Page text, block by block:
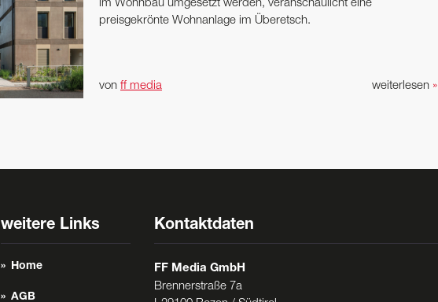
im Wohnbau ­umgesetzt werden, veranschaulicht eine
preisgekrönte ­Wohnanlage im ­Überetsch.
weiterlesen »
von ff media
weitere Links
Home
AGB
Kontaktdaten
FF Media GmbH
Brennerstraße 7a